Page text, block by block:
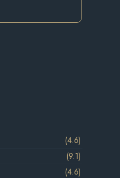
(4.6)
(9.1)
(4.6)